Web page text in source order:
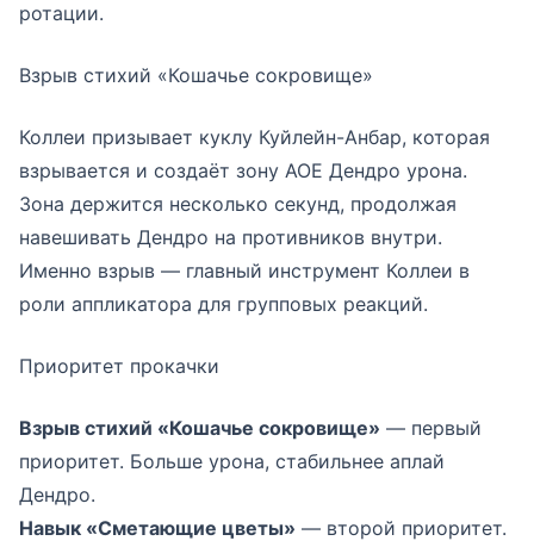
ротации.
Взрыв стихий «Кошачье сокровище»
Коллеи призывает куклу Куйлейн-Анбар, которая
взрывается и создаёт зону АОЕ Дендро урона.
Зона держится несколько секунд, продолжая
навешивать Дендро на противников внутри.
Именно взрыв — главный инструмент Коллеи в
роли аппликатора для групповых реакций.
Приоритет прокачки
Взрыв стихий «Кошачье сокровище» — первый
приоритет. Больше урона, стабильнее аплай
Дендро.
Навык «Сметающие цветы» — второй приоритет.